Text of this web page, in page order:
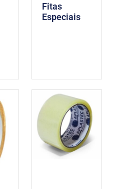
Fitas
Especiais